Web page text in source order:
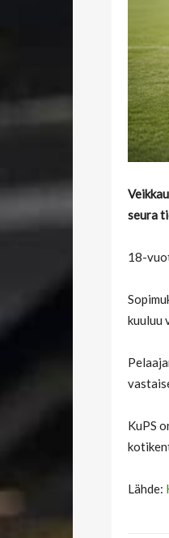
seura
18-
kuuluu
KuPS
Lähde: